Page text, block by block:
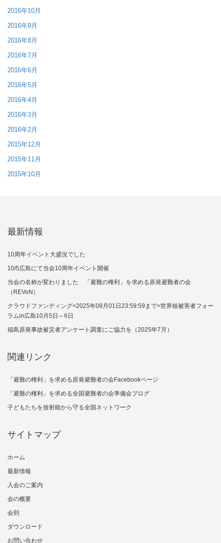
2016年10月
2016年9月
2016年8月
2016年7月
2016年6月
2016年5月
2016年4月
2016年3月
2016年2月
2015年12月
2015年11月
2015年10月
最新情報
10周年イベント大盛況でした
10/5広島にて当会10周年イベント開催
当会の名称が変わりました 「避難の権利」を求める原発避難者の会
（REVoN）
クラウドファンディング<2025年09月01日23:59:59まで>世界核被害者フォー
ラムin広島10月5日～6日
福島原発事故被災者アンケート調査にご協力を（2025年7月）
関連リンク
「避難の権利」を求める原発避難者の会Facebookページ
「避難の権利」を求める全国避難者の会準備会ブログ
子どもたちを放射能から守る全国ネットワーク
サイトマップ
ホーム
最新情報
入会のご案内
会の概要
会則
ダウンロード
お問い合わせ